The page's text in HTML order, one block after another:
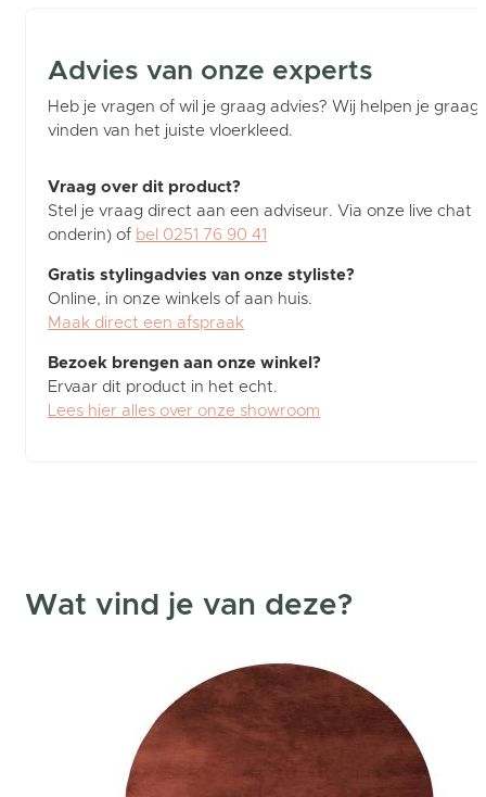
Advies van onze experts
Heb je vragen of wil je graag advies? Wij helpen je graag
vinden van het juiste vloerkleed.
Vraag over dit product?
Stel je vraag direct aan een adviseur. Via onze live chat
onderin) of bel 0251 76 90 41
Gratis stylingadvies van onze styliste?
Online, in onze winkels of aan huis.
Maak direct een afspraak
Bezoek brengen aan onze winkel?
Ervaar dit product in het echt.
Lees hier alles over onze showroom
Wat vind je van deze?